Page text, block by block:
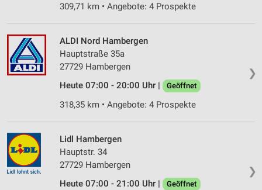
309,71 km • Angebote: 4 Prospekte
❯
ALDI Nord Hambergen
Hauptstraße 35a
27729 Hambergen
Heute 07:00 - 20:00 Uhr |
Geöffnet
318,35 km • Angebote: 4 Prospekte
❯
Lidl Hambergen
Hauptstr. 34
27729 Hambergen
Heute 07:00 - 21:00 Uhr |
Geöffnet